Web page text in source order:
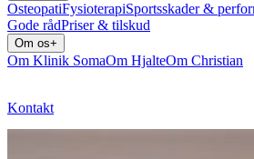
OsteopatiFysioterapiSportsskader &
Gode rådPriser & tilskud
Om os+
Om Klinik SomaOm HjalteOm Christian
Kontakt